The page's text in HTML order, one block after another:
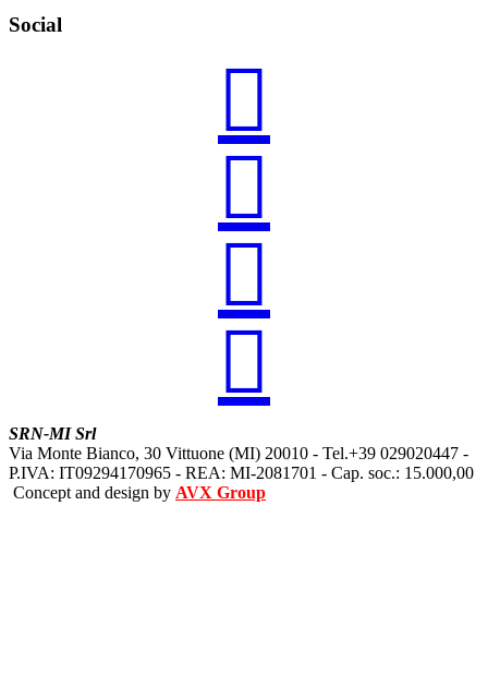
Social




SRN-MI Srl
Via Monte Bianco, 30 Vittuone (MI) 20010 - Tel.+39 029020447 -
P.IVA: IT09294170965 - REA: MI-2081701 - Cap. soc.: 15.000,00
Concept and design by AVX Group